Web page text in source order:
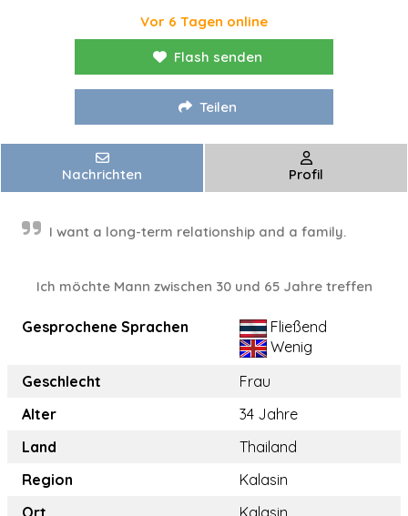
Vor 6 Tagen online
Flash senden
Teilen
Nachrichten Profil
I want a long-term relationship and a family.
Ich möchte Mann zwischen 30 und 65 Jahre treffen
Gesprochene Sprachen
Fließend
Wenig
Geschlecht
Frau
Alter
34 Jahre
Land
Thailand
Region
Kalasin